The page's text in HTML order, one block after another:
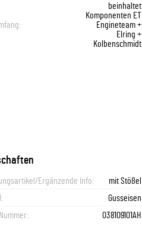
beinhaltet
Komponenten ET
Engineteam +
Elring +
Kolbenschmidt
Ergänzende Info:
mit Stößel
Gusseisen
038109101AH